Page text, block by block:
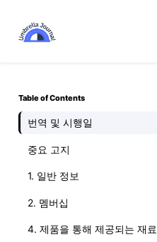
Table of Contents
번역 및 시행일
중요 고지
1. 일반 정보
2. 멤버십
4. 제품을 통해 제공되는 재료